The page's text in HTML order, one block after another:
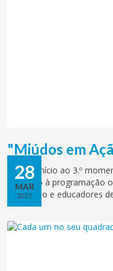
28
MAR
2023
"Miúdos em
Deu-se início ao 3.º
dedicado à programação
do 1º ciclo e educadores